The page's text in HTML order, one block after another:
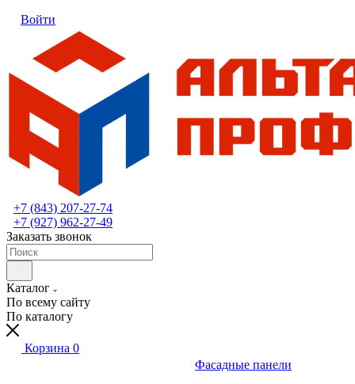
Войти
+7 (843) 207-27-74
+7 (927) 962-27-49
Заказать звонок
Каталог
По всему сайту
По каталогу
Корзина 0
Фасадные панели